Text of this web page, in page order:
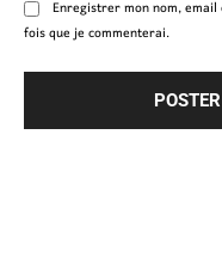
Enregistrer mon nom,
fois que je commenterai.